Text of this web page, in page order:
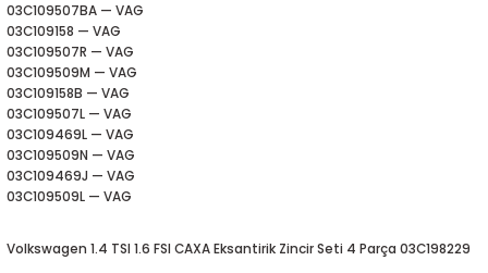
2012
2017
03C109507BA — VAG
03C109158 — VAG
03C109507R — VAG
03C109509M — VAG
03C109158B — VAG
03C109507L — VAG
03C109469L — VAG
03C109509N — VAG
03C109469J — VAG
03C109509L — VAG
Volkswagen 1.4 TSI 1.6 FSI CAXA Eksantirik Zincir Seti 4 Parça 03C198229